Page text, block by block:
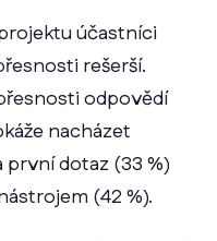
účastníci
rešerší.
odpovědí
nacházet
první dotaz (33 %)
(42 %).